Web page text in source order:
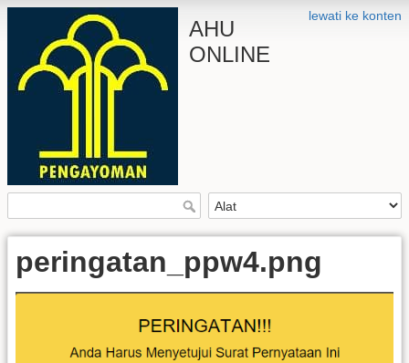
lewati ke konten
AHU
ONLINE
peringatan_ppw4.png